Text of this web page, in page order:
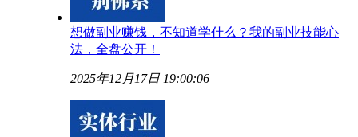
想做副业赚钱，不知道学什么？我的副业技能心
法，全盘公开！
2025年12月17日 19:00:06